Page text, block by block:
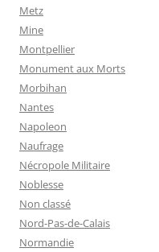
Metz
Mine
Montpellier
Monument aux Morts
Morbihan
Nantes
Napoleon
Naufrage
Nécropole Militaire
Noblesse
Non classé
Nord-Pas-de-Calais
Normandie